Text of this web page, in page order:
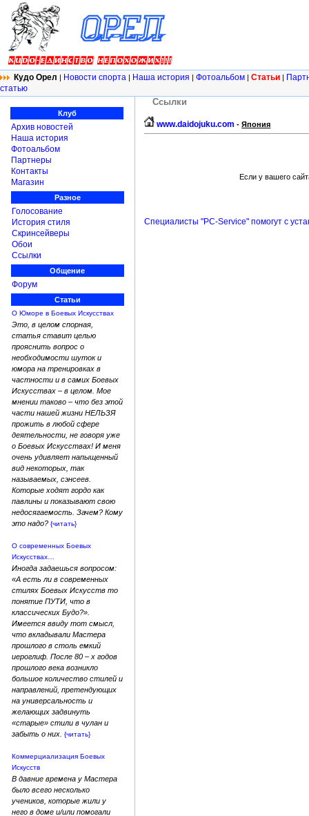
Кудо Орел | Новости спорта | Наша история | Фотоальбом | Статьи |
статью
Клуб
Архив новостей
Наша история
Фотоальбом
Партнеры
Контакты
Магазин
Разное
Голосование
История стиля
Скринсейверы
Обои
Ссылки
Общение
Форум
Статьи
О Юморе в Боевых Искусствах
Это, в целом спорная,
статья ставит целью
прояснить вопрос о
необходимости шуток и
юмора на тренировках в
частности и в самих Боевых
Искусствах – в целом. Мое
мнении таково – что без этой
части нашей жизни НЕЛЬЗЯ
прожить в любой сфере
деятельности, не говоря уже
о Боевых Искусствах! И меня
очень удивляет напыщенный
вид некоторых, так
называемых, сэнсеев.
Которые ходят гордо как
павлины и показывают свою
недосягаемость. Зачем? Кому
это надо? {читать}
О современных Боевых
Искусствах…
Иногда задаешься вопросом:
«А есть ли в современных
стилях Боевых Искусств то
понятие ПУТИ, что в
классических Будо?».
Имеется ввиду тот смысл,
что вкладывали Мастера
прошлого в столь емкий
иероглиф. После 80 – х годов
прошлого века возникло
большое количество стилей и
направлений, претендующих
на универсальность и
желающих задвинуть
«старые» стили в чулан и
забыть о них. {читать}
Коммерциализация Боевых
Искусств
В давние времена у Мастера
было всего несколько
учеников, которые жили у
него в доме и/или помогали
Ссылки
www.daidojuku.com -Япония
Если у вашего
Специалисты "PC-Service" помогут с